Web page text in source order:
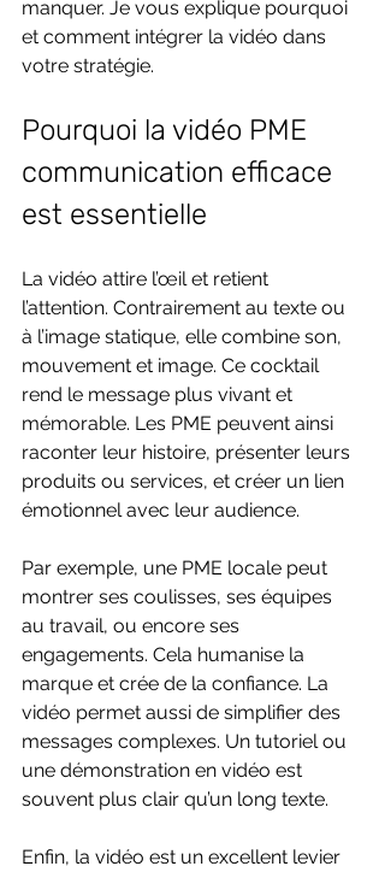
manquer. Je vous explique pourquoi
et comment intégrer la vidéo dans
votre stratégie.
Pourquoi la vidéo PME
communication efficace
est essentielle
La vidéo attire l’œil et retient
l’attention. Contrairement au texte ou
à l’image statique, elle combine son,
mouvement et image. Ce cocktail
rend le message plus vivant et
mémorable. Les PME peuvent ainsi
raconter leur histoire, présenter leurs
produits ou services, et créer un lien
émotionnel avec leur audience.
Par exemple, une PME locale peut
montrer ses coulisses, ses équipes
au travail, ou encore ses
engagements. Cela humanise la
marque et crée de la confiance. La
vidéo permet aussi de simplifier des
messages complexes. Un tutoriel ou
une démonstration en vidéo est
souvent plus clair qu’un long texte.
Enfin, la vidéo est un excellent levier